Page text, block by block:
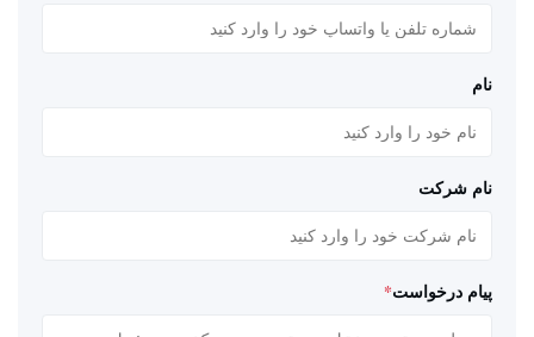
نام
نام شرکت
پیام درخواست*